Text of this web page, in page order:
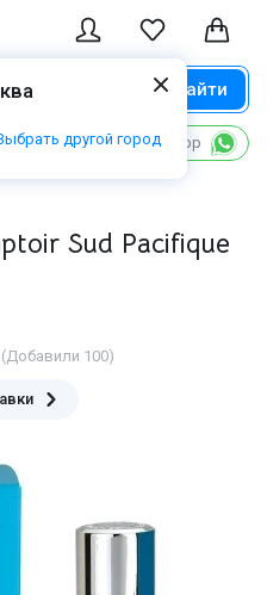
другой город
Найти
Написать в WhatsApp
Sud Pacifique
(Добавили 100)